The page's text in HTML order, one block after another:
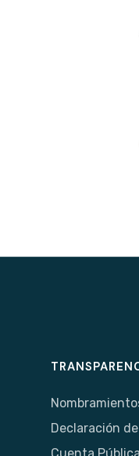
Declaración
Cuenta Pública